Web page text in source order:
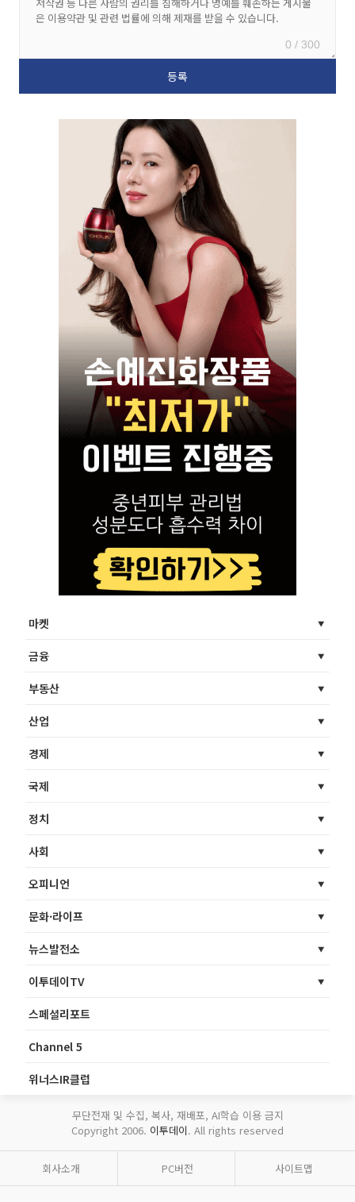
0 / 300
마켓
금융
부동산
산업
경제
국제
정치
사회
오피니언
문화·라이프
뉴스발전소
이투데이TV
스페셜리포트
Channel 5
위너스IR클럽
무단전재 및 수집, 복사, 재배포, AI학습 이용 금지
Copyright 2006. 이투데이. All rights reserved
회사소개 PC버전 사이트맵